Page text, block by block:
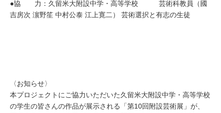
●協 力：久留米大附設中学・高等学校 芸術科教員（國
吉房次 濵野笙 中村公泰 江上寛二） 芸術選択と有志の生徒
〈お知らせ〉
本プロジェクトにご協力いただいた久留米大附設中学・高等学校
の学生の皆さんの作品が展示される「第10回附設芸術展」が、